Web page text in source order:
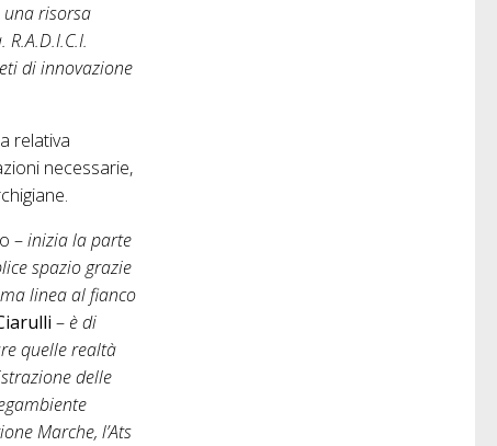
risorsa
di innovazione
relativa
necessarie,
–inizia la parte
spazio grazie
linea al fianco
– è di
quelle realtà
delle
Marche, l’Ats